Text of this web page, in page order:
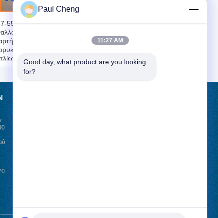
5541 1375541
για
καυσίμου
65.11101-7356
έγχυσης καυσίμου
ανταλλακτικά
εξορυκτικού για
Paul Cheng
11:27 AM
Good day, what product are you looking
for?